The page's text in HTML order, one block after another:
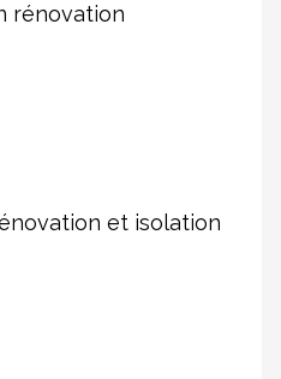
rénovation
et isolation